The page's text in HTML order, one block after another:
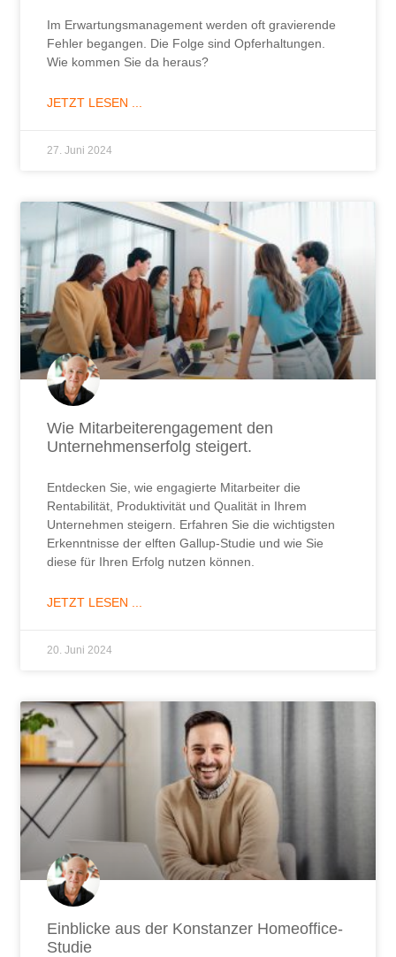
Im Erwartungsmanagement werden oft gravierende
Fehler begangen. Die Folge sind Opferhaltungen.
Wie kommen Sie da heraus?
JETZT LESEN ...
27. Juni 2024
Wie Mitarbeiterengagement den
Unternehmenserfolg steigert.
Entdecken Sie, wie engagierte Mitarbeiter die
Rentabilität, Produktivität und Qualität in Ihrem
Unternehmen steigern. Erfahren Sie die wichtigsten
Erkenntnisse der elften Gallup-Studie und wie Sie
diese für Ihren Erfolg nutzen können.
JETZT LESEN ...
20. Juni 2024
Einblicke aus der Konstanzer Homeoffice-
Studie